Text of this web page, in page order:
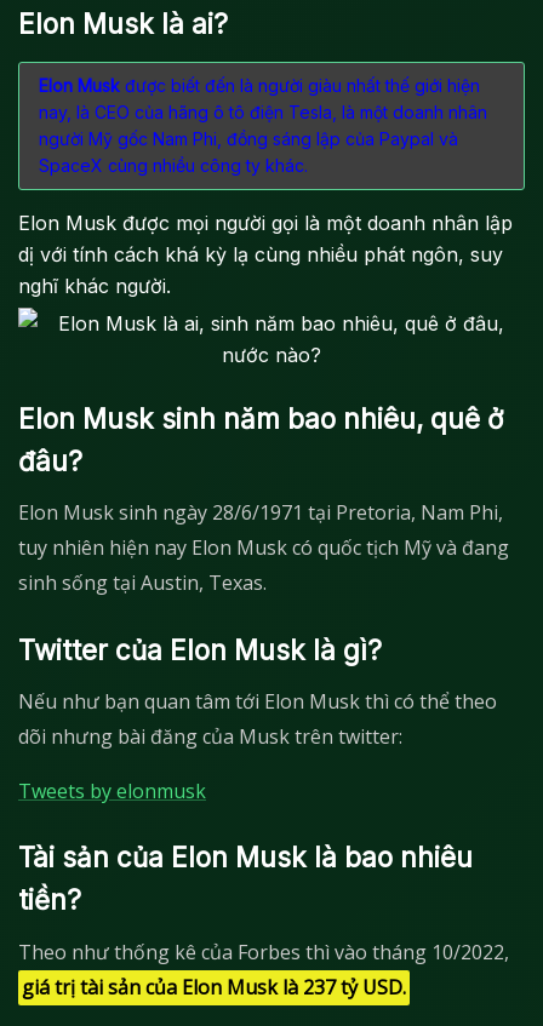
Elon Musk là ai?
Elon Musk được biết đến là người giàu nhất thế giới hiện
nay, là CEO của hãng ô tô điện Tesla, là một doanh nhân
người Mỹ gốc Nam Phi, đồng sáng lập của Paypal và
SpaceX cùng nhiều công ty khác.
Elon Musk được mọi người gọi là một doanh nhân lập
dị với tính cách khá kỳ lạ cùng nhiều phát ngôn, suy
nghĩ khác người.
Elon Musk sinh năm bao nhiêu, quê ở
đâu?
Elon Musk sinh ngày 28/6/1971 tại Pretoria, Nam Phi,
tuy nhiên hiện nay Elon Musk có quốc tịch Mỹ và đang
sinh sống tại Austin, Texas.
Twitter của Elon Musk là gì?
Nếu như bạn quan tâm tới Elon Musk thì có thể theo
dõi nhưng bài đăng của Musk trên twitter:
Tweets by elonmusk
Tài sản của Elon Musk là bao nhiêu
tiền?
Theo như thống kê của Forbes thì vào tháng 10/2022,
giá trị tài sản của Elon Musk là 237 tỷ USD.